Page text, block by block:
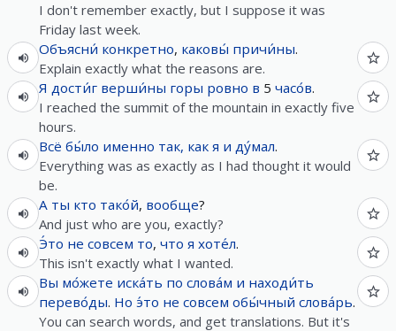
I don't remember exactly, but I suppose it was
Friday last week.
Объясни́ конкретно, каковы́ причи́ны.
Explain exactly what the reasons are.
Я дости́г верши́ны горы ровно в 5 часо́в.
I reached the summit of the mountain in exactly five
hours.
Всё бы́ло именно так, как я и ду́мал.
Everything was as exactly as I had thought it would
be.
А ты кто тако́й, вообще?
And just who are you, exactly?
Э́то не совсем то, что я хоте́л.
This isn't exactly what I wanted.
Вы мо́жете иска́ть по слова́м и находи́ть
перево́ды. Но э́то не совсем обы́чный слова́рь.
You can search words, and get translations. But it's